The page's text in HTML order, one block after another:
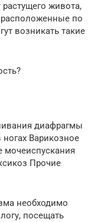
живота,
по
возникать такие
диафрагмы
Варикозное
мочеиспускания
Прочие
необходимо
посещать